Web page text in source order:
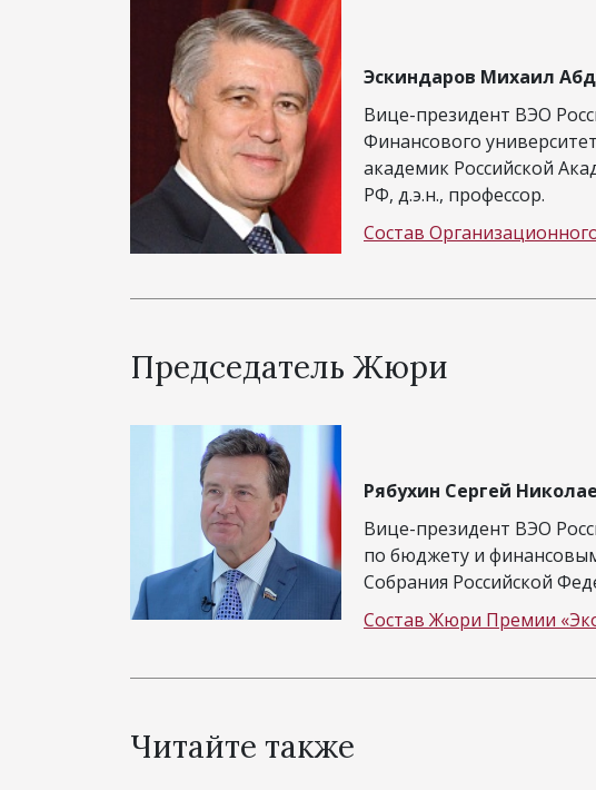
Эскиндаров Михаил
Вице-президент ВЭО
Финансового
академик Российской
РФ, д.э.н., профессор.
Состав
Председатель Жюри
Рябухин Сергей
Вице-президент ВЭО
по бюджету и
Собрания Российской
Состав Жюри Премии
Читайте также